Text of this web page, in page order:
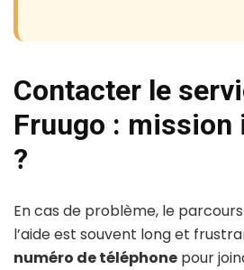
Contacter le
Fruugo :
?
En cas de problème, le
l’aide est souvent long et
numéro de téléphone pour